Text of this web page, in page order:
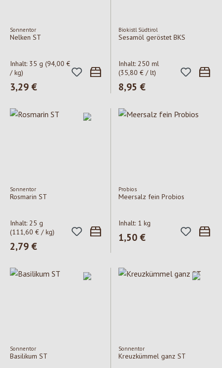
Sonnentor
Nelken ST
Inhalt: 35 g (94,00 €
/ kg)
Regulärer Preis:
3,29 €
Biokistl Südtirol
Sesamöl geröstet BKS
Inhalt: 250 ml
(35,80 € / lt)
Regulärer Preis:
8,95 €
Sonnentor
Rosmarin ST
Inhalt: 25 g
(111,60 € / kg)
Regulärer Preis:
2,79 €
Probios
Meersalz fein Probios
Inhalt: 1 kg
Regulärer Preis:
1,50 €
Sonnentor
Basilikum ST
Sonnentor
Kreuzkümmel ganz ST